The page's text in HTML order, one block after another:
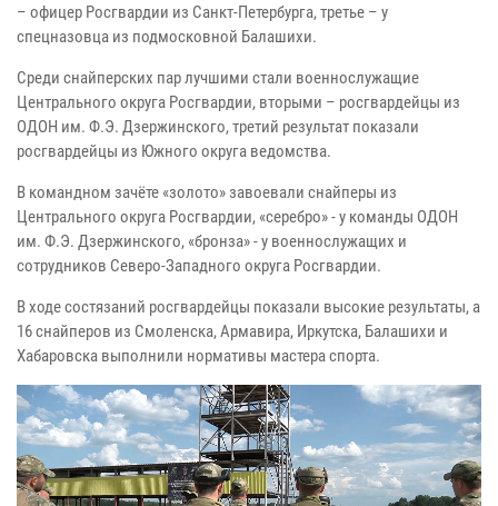
– офицер Росгвардии из Санкт-Петербурга, третье – у
спецназовца из подмосковной Балашихи.
Среди снайперских пар лучшими стали военнослужащие
Центрального округа Росгвардии, вторыми – росгвардейцы из
ОДОН им. Ф.Э. Дзержинского, третий результат показали
росгвардейцы из Южного округа ведомства.
В командном зачёте «золото» завоевали снайперы из
Центрального округа Росгвардии, «серебро» - у команды ОДОН
им. Ф.Э. Дзержинского, «бронза» - у военнослужащих и
сотрудников Северо-Западного округа Росгвардии.
В ходе состязаний росгвардейцы показали высокие результаты, а
16 снайперов из Смоленска, Армавира, Иркутска, Балашихи и
Хабаровска выполнили нормативы мастера спорта.